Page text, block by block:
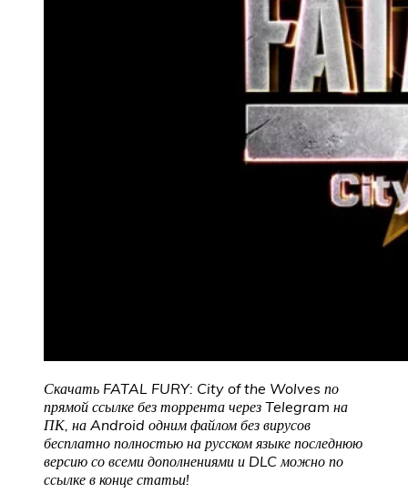
Скачать FATAL FURY: City of the Wolves по
прямой ссылке без торрента через Telegram на
ПК, на Android одним файлом без вирусов
бесплатно полностью на русском языке последнюю
версию со всеми дополнениями и DLC можно по
ссылке в конце статьи!